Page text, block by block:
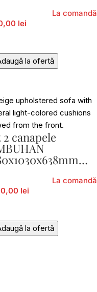
lei
La comandă
la ofertă
2 canapele
lei
La comandă
la ofertă